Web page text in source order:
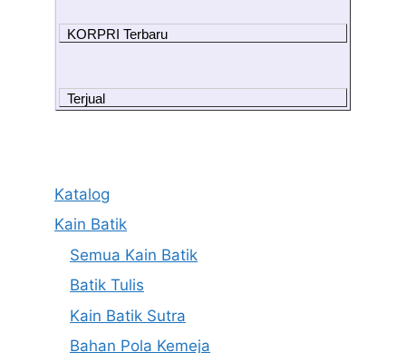
KORPRI Terbaru
Terjual
Katalog
Kain Batik
Semua Kain Batik
Batik Tulis
Kain Batik Sutra
Bahan Pola Kemeja